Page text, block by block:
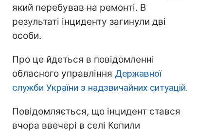
який перебував на ремонті. В
результаті інциденту загинули дві
особи.
Про це йдеться в повідомленні
обласного управління Державної
служби України з надзвичайних ситуацій.
Повідомляється, що інцидент стався
вчора ввечері в селі Копили